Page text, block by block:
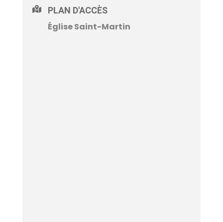
PLAN D'ACCÈS
Église Saint-Martin